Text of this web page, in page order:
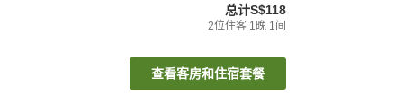
总计S$118
2位住客 1晚 1间
查看客房和住宿套餐